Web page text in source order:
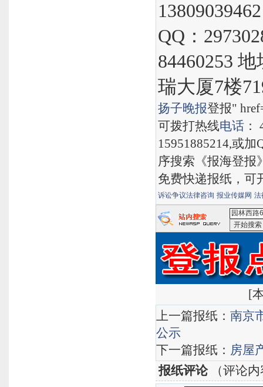
QQ：
84460253
瑞大厦7楼
扬子晚报登报"
可拨打热线电话
15951885214,或
序搜索《报海登报
免费快递报纸，可
诉讼争议法律咨询 报业传媒网 法
索 有道搜
[
上一篇报纸： 南京
公示
下一篇报纸： 房屋
报纸评论（评论内